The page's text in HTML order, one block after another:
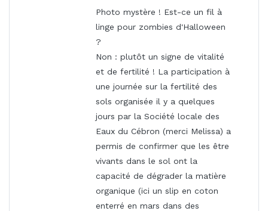
Photo mystère ! Est-ce un fil à
linge pour zombies d'Halloween
?
Non : plutôt un signe de vitalité
et de fertilité ! La participation à
une journée sur la fertilité des
sols organisée il y a quelques
jours par la Société locale des
Eaux du Cébron (merci Melissa) a
permis de confirmer que les être
vivants dans le sol ont la
capacité de dégrader la matière
organique (ici un slip en coton
enterré en mars dans des